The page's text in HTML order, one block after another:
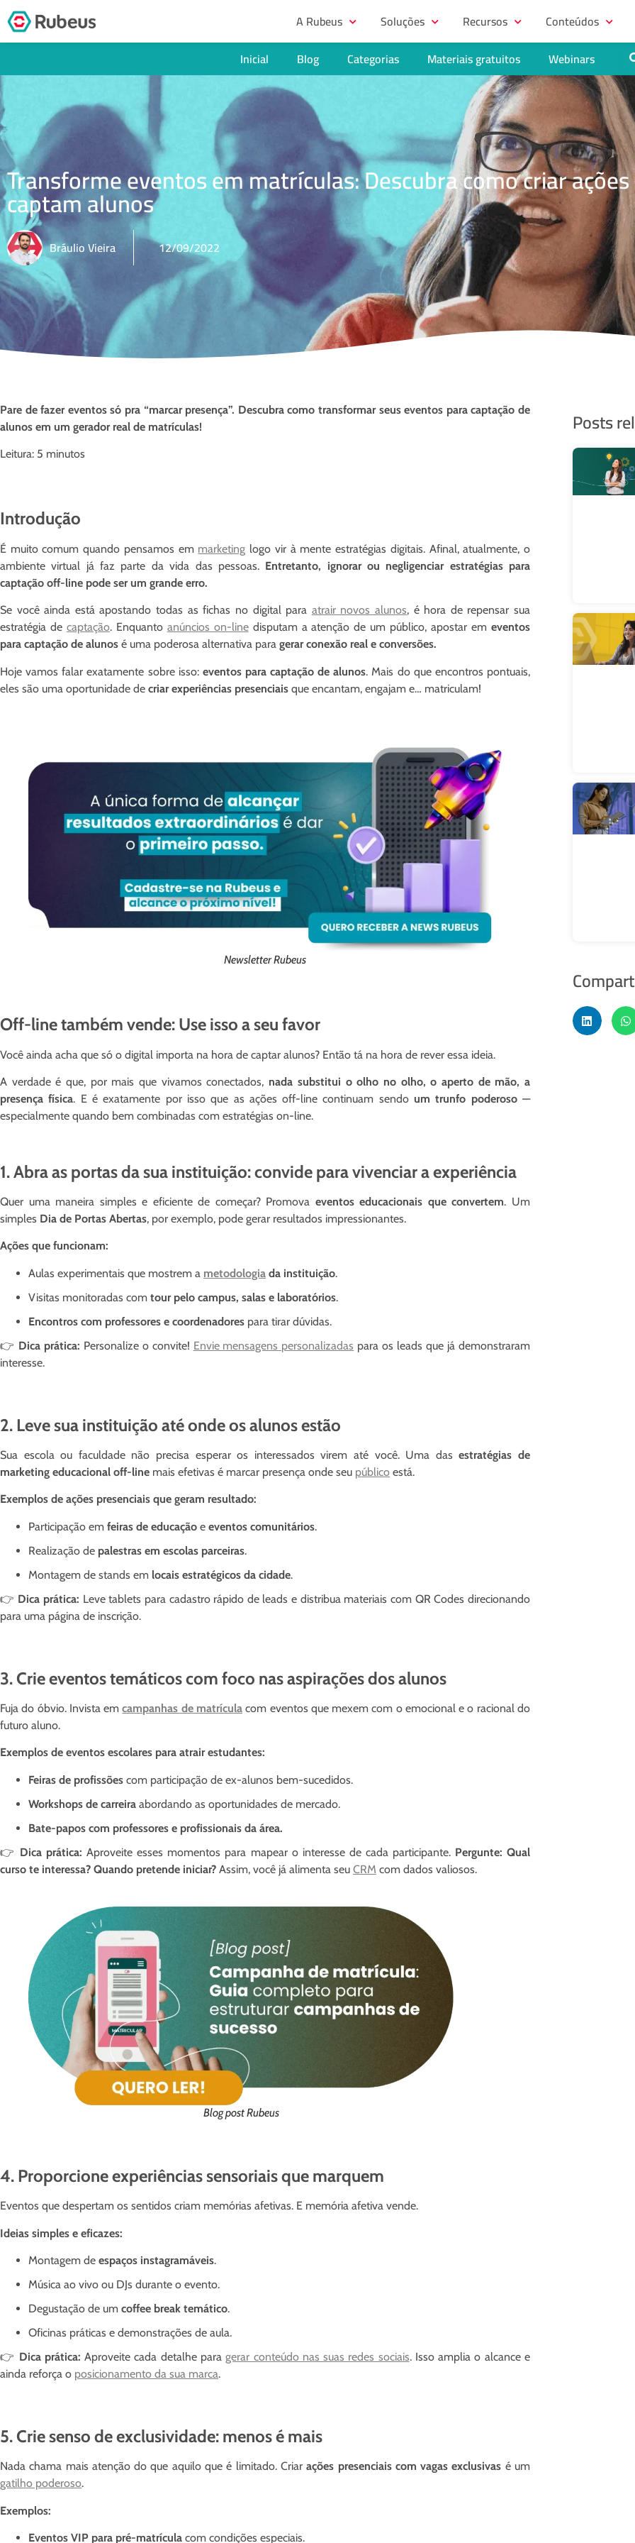
A Rubeus Soluções Recursos
Conteúdos
Inicial
Blog Categorias Materiais gratuitos Webinars
Transforme eventos em matrículas: Descubra como criar
captam alunos
Bráulio Vieira 12/09/2022
Pare de fazer eventos só pra “marcar presença”. Descubra como transformar seus eventos para captação de
alunos em um gerador real de matrículas!
Leitura: 5 minutos
Introdução
É muito comum quando pensamos em marketing logo vir à mente estratégias digitais. Afinal, atualmente, o
ambiente virtual já faz parte da vida das pessoas. Entretanto, ignorar ou negligenciar estratégias para
captação off-line pode ser um grande erro.
Se você ainda está apostando todas as fichas no digital para atrair novos alunos, é hora de repensar sua
estratégia de captação. Enquanto anúncios on-linedisputam a atenção de um público, apostar emeventos
para captação de alunos é uma poderosa alternativa para gerar conexão real e conversões.
Hoje vamos falar exatamente sobre isso: eventos para captação de alunos. Mais do que encontros pontuais,
eles são uma oportunidade de criar experiências presenciais que encantam, engajam e… matriculam!
Newsletter Rubeus
Off-line também vende: Use isso a seu favor
Você ainda acha que só o digital importa na hora de captar alunos? Então tá na hora de rever essa ideia.
A verdade é que, por mais que vivamos conectados, nada substitui o olho no olho, o aperto de mão, a
presença física. E é exatamente por isso que as ações off-line continuam sendoum trunfo poderoso—
especialmente quando bem combinadas com estratégias on-line.
1. Abra as portas da sua instituição: convide para vivenciar a experiência
Quer uma maneira simples e eficiente de começar? Promova eventos educacionais que convertem. Um
simples Dia de Portas Abertas, por exemplo, pode gerar resultados impressionantes.
Ações que funcionam:
Aulas experimentais que mostrem a metodologia da instituição.
Visitas monitoradas com tour pelo campus, salas e laboratórios.
Encontros com professores e coordenadores para tirar dúvidas.
👉 Dica prática: Personalize o convite! Envie mensagens personalizadas para os leads que já demonstraram
interesse.
2. Leve sua instituição até onde os alunos estão
Sua escola ou faculdade não precisa esperar os interessados virem até você. Uma dasestratégias de
marketing educacional off-line mais efetivas é marcar presença onde seu público está.
Exemplos de ações presenciais que geram resultado:
Participação em feiras de educação e eventos comunitários.
Realização de palestras em escolas parceiras.
Montagem de stands em locais estratégicos da cidade.
👉 Dica prática: Leve tablets para cadastro rápido de leads e distribua materiais com QR Codes direcionando
para uma página de inscrição.
3. Crie eventos temáticos com foco nas aspirações dos alunos
Fuja do óbvio. Invista emcampanhas de matrículacom eventos que mexem com o emocional e o racional do
futuro aluno.
Exemplos de eventos escolares para atrair estudantes:
Feiras de profissões com participação de ex-alunos bem-sucedidos.
Workshops de carreira abordando as oportunidades de mercado.
Bate-papos com professores e profissionais da área.
👉 Dica prática: Aproveite esses momentos para mapear o interesse de cada participante. Pergunte: Qual
curso te interessa? Quando pretende iniciar? Assim, você já alimenta seu CRM com dados valiosos.
Blog post Rubeus
4. Proporcione experiências sensoriais que marquem
Eventos que despertam os sentidos criam memórias afetivas. E memória afetiva vende.
Ideias simples e eficazes:
Montagem de espaços instagramáveis.
Música ao vivo ou DJs durante o evento.
Degustação de um coffee break temático.
Oficinas práticas e demonstrações de aula.
👉 Dica prática: Aproveite cada detalhe paragerar conteúdo nas suas redes sociais. Isso amplia o alcance e
ainda reforça o posicionamento da sua marca.
5. Crie senso de exclusividade: menos é mais
Nada chama mais atenção do que aquilo que é limitado. Criarações presenciais com vagas exclusivas é um
gatilho poderoso.
Exemplos:
Eventos VIP para pré-matrícula com condições especiais.
Posts